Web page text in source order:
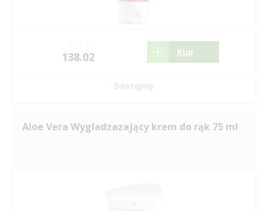
138.02 Kup
Dostępny
Aloe Vera Wygładzazający krem do rąk 75 ml